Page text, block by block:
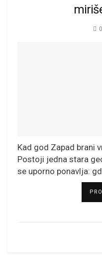
Kad god Zapad brani
Postoji jedna stara
se uporno ponavlja: